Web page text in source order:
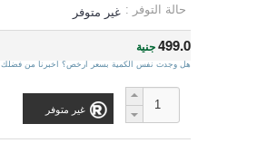
حالة التوفر : غير متوفر
499.0جنية
هل وجدت نفس الكمية بسعر ارخص؟ اخبرنا من فضلك
غير متوفر